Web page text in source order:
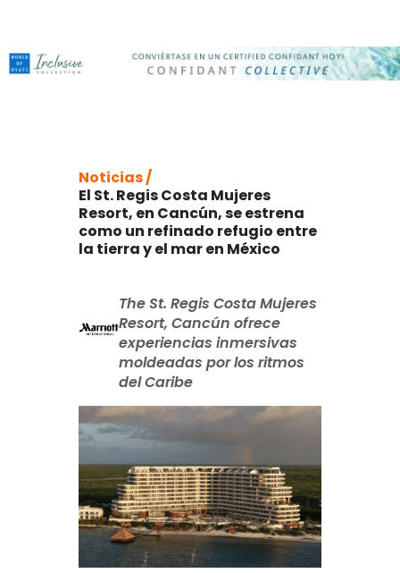
Noticias /
El St. Regis Costa Mujeres
Resort, en Cancún, se estrena
como un refinado refugio entre
la tierra y el mar en México
The St. Regis Costa Mujeres
Resort, Cancún ofrece
experiencias inmersivas
moldeadas por los ritmos
del Caribe